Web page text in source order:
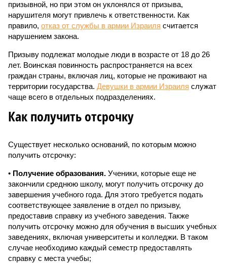
призывной, но при этом он уклонялся от призыва,
нарушителя могут привлечь к ответственности. Как
правило, отказ от службы в армии Израиля считается
нарушением закона.
Призыву подлежат молодые люди в возрасте от 18 до 26
лет. Воинская повинность распространяется на всех
граждан страны, включая лиц, которые не проживают на
территории государства. Девушки в армии Израиля служат
чаще всего в отдельных подразделениях.
Как получить отсрочку
Существует несколько оснований, по которым можно
получить отсрочку:
• Получение образования. Ученики, которые еще не
закончили среднюю школу, могут получить отсрочку до
завершения учебного года. Для этого требуется подать
соответствующее заявление в отдел по призыву,
предоставив справку из учебного заведения. Также
получить отсрочку можно для обучения в высших учебных
заведениях, включая университеты и колледжи. В таком
случае необходимо каждый семестр предоставлять
справку с места учебы;